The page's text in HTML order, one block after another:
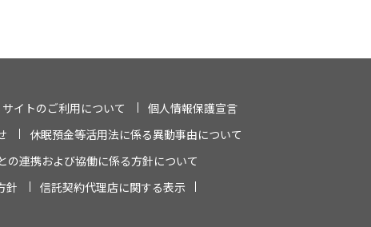
サイトのご利用について
個人情報保護宣言
休眠預金等活用法に係る異動事由について
の連携および協働に係る方針について
針 信託契約代理店に関する表示